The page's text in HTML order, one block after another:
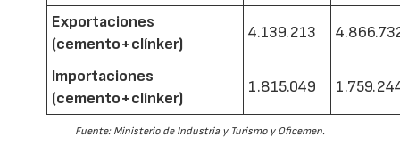
Exportaciones
(cemento+clínker)
4.139.213
Importaciones
(cemento+clínker)
1.815.049
Fuente: Ministerio de Industria y Turismo y Oficemen.